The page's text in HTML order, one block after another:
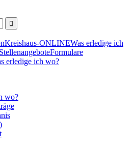
Kreishaus-ONLINEWas erledige ich
StellenangeboteFormulare
erledige ich wo?
wo?